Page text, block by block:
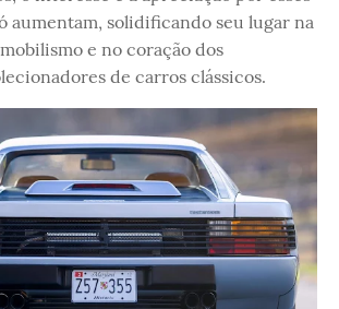
aumentam, solidificando seu lugar na
e no coração dos
de carros clássicos.